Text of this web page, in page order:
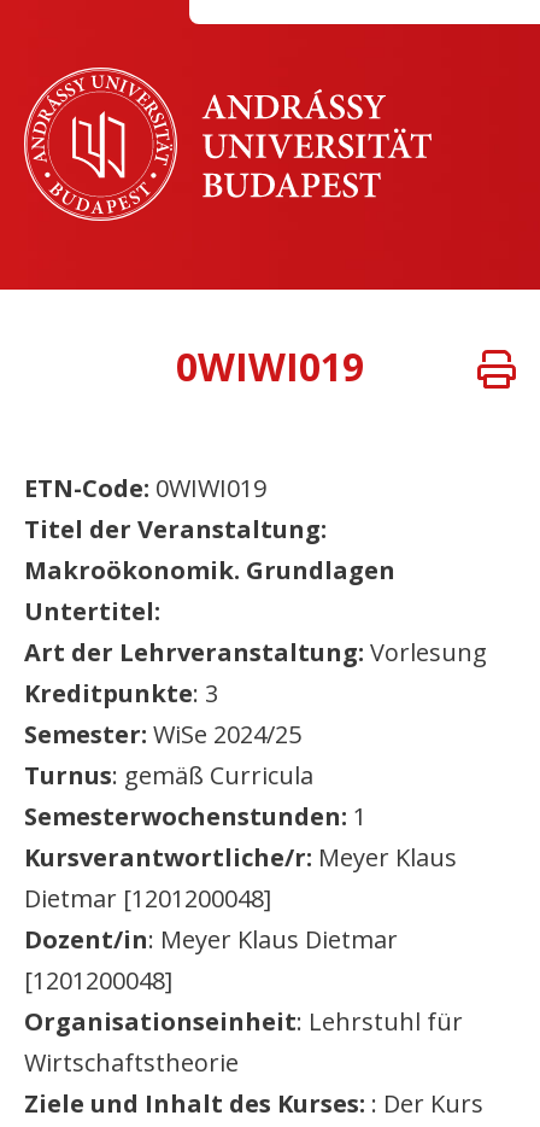
0WIWI019
ETN-Code: 0WIWI019
Titel der Veranstaltung:
Makroökonomik. Grundlagen
Untertitel:
Art der Lehrveranstaltung: Vorlesung
Kreditpunkte: 3
Semester: WiSe 2024/25
Turnus: gemäß Curricula
Semesterwochenstunden: 1
Kursverantwortliche/r: Meyer Klaus
Dietmar [1201200048]
Dozent/in: Meyer Klaus Dietmar
[1201200048]
Organisationseinheit: Lehrstuhl für
Wirtschaftstheorie
Ziele und Inhalt des Kurses: : Der Kurs